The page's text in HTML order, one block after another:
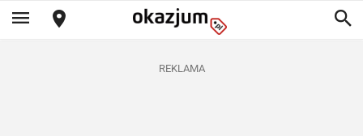
REKLAMA